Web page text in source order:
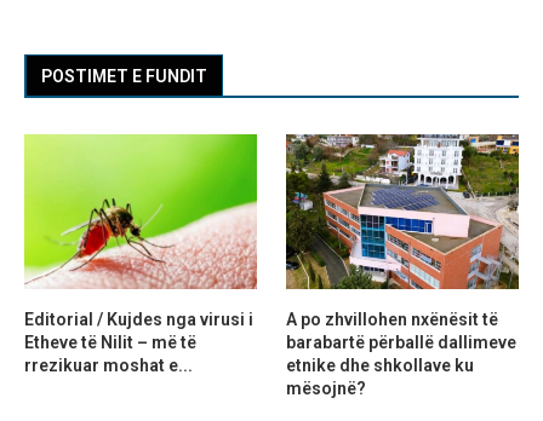
POSTIMET E FUNDIT
Editorial / Kujdes nga virusi i
Etheve të Nilit – më të
rrezikuar moshat e...
A po zhvillohen nxënësit të
barabartë përballë dallimeve
etnike dhe shkollave ku
mësojnë?